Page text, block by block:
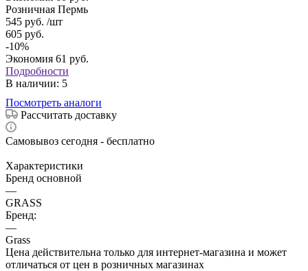
Розничная Пермь
545 руб. /шт
605 руб.
-10%
Экономия 61 руб.
Подробности
В наличии: 5
Посмотреть аналоги
Рассчитать доставку
Самовывоз сегодня - бесплатно
Характеристики
Бренд основной
—
GRASS
Бренд:
—
Grass
Цена действительна только для интернет-магазина и может
отличаться от цен в розничных магазинах